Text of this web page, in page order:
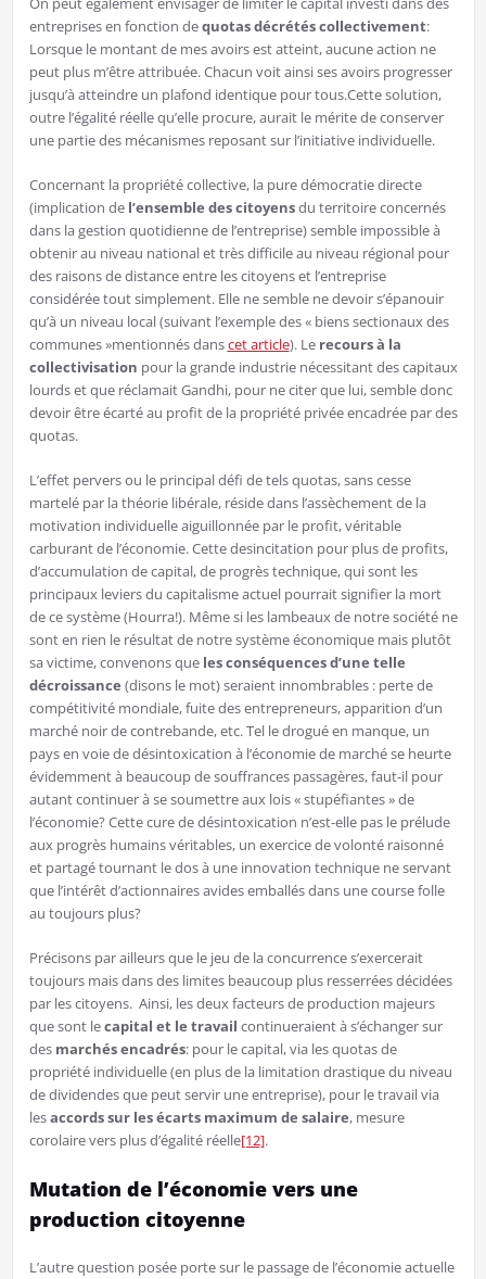
entreprises en fonction dequotasdécrétés collectivement:
Lorsque le montant de mes avoirs est atteint, aucune action ne
peut plus m’être attribuée. Chacun voit ainsi ses avoirs progresser
jusqu’à atteindre un plafond identique pour tous.Cette solution,
outre l’égalité réelle qu’elle procure, aurait le mérite de conserver
une partie des mécanismes reposant sur l’initiative individuelle.
Concernant la propriété collective, la pure démocratie directe
(implication de l’ensemble des citoyensdu territoire concernés
dans la gestion quotidienne de l’entreprise) semble impossible à
obtenir au niveau national et très difficile au niveau régional pour
des raisons de distance entre les citoyens et l’entreprise
considérée tout simplement. Elle ne semble ne devoir s’épanouir
qu’à un niveau local (suivant l’exemple des « biens sectionaux des
communes »mentionnés danscet article). Le recours à la
collectivisation pour la grande industrie nécessitant des capitaux
lourds et que réclamait Gandhi, pour ne citer que lui, semble donc
devoir être écarté au profit de la propriété privée encadrée par des
quotas.
L’effet pervers ou le principal défi de tels quotas, sans cesse
martelé par la théorie libérale, réside dans l’assèchement de la
motivation individuelle aiguillonnée par le profit, véritable
carburant de l’économie. Cette desincitation pour plus de profits,
d’accumulation de capital, de progrès technique, qui sont les
principaux leviers du capitalisme actuel pourrait signifier la mort
de ce système (Hourra!). Même si les lambeaux de notre société ne
sont en rien le résultat de notre système économique mais plutôt
sa victime, convenons que les conséquences d’une telle
décroissance (disons le mot) seraient innombrables : perte de
compétitivité mondiale, fuite des entrepreneurs, apparition d’un
marché noir de contrebande, etc. Tel le drogué en manque, un
pays en voie de désintoxication à l’économie de marché se heurte
évidemment à beaucoup de souffrances passagères, faut-il pour
autant continuer à se soumettre aux lois « stupéfiantes » de
l’économie? Cette cure de désintoxication n’est-elle pas le prélude
aux progrès humains véritables, un exercice de volonté raisonné
et partagé tournant le dos à une innovation technique ne servant
que l’intérêt d’actionnaires avides emballés dans une course folle
au toujours plus?
Précisons par ailleurs que le jeu de la concurrence s’exercerait
toujours mais dans des limites beaucoup plus resserrées décidées
par les citoyens. Ainsi, les deux facteurs de production majeurs
que sont lecapital et le travail continueraient à s’échanger sur
des marchés encadrés: pour le capital, via les quotas de
propriété individuelle (en plus de la limitation drastique du niveau
de dividendes que peut servir une entreprise), pour le travail via
lesaccords sur les écarts maximum de salaire, mesure
corolaire vers plus d’égalité réelle[12].
Mutation de l’économie vers une
production citoyenne
L’autre question posée porte sur le passage de l’économie actuelle